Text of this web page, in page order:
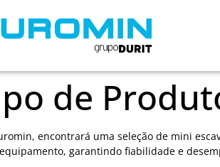
de
encontrará uma seleção de mini
garantindo fiabilidade e